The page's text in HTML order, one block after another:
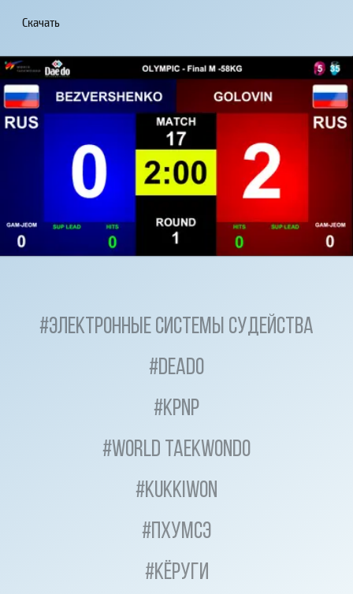
Скачать
#Электронные системы судейства
#Deado
#KPNP
#World Taekwondo
#Kukkiwon
#Пхумсэ
#Кёруги